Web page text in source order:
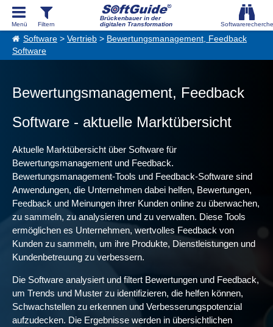
Brückenbauer in der
digitalen Transformation
Software > Vertrieb > Bewertungsmanagement, Feedback
Software
Bewertungsmanagement, Feedback
Software - aktuelle Marktübersicht
Aktuelle Marktübersicht über Software für
Bewertungsmanagement und Feedback.
Bewertungsmanagement-Tools und Feedback-Software sind
Anwendungen, die Unternehmen dabei helfen, Bewertungen,
Feedback und Meinungen ihrer Kunden online zu überwachen,
zu sammeln, zu analysieren und zu verwalten. Diese Tools
ermöglichen es Unternehmen, wertvolles Feedback von
Kunden zu sammeln, um ihre Produkte, Dienstleistungen und
Kundenbetreuung zu verbessern.
Die Software analysiert und filtert Bewertungen und Feedback,
um Trends und Muster zu identifizieren, die helfen können,
Schwachstellen zu erkennen und Verbesserungspotenzial
aufzudecken. Die Ergebnisse werden in übersichtlichen